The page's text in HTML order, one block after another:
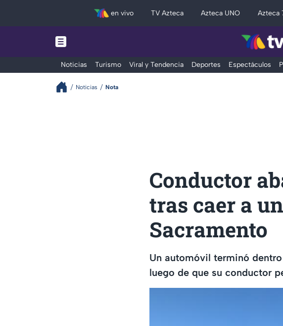
en vivo TV Azteca Azteca UNO Azteca
Noticias Turismo Viral y Tendencia Deportes Espectáculos
Noticias Nota
Conductor
tras caer a
Sacramento
Un automóvil terminó
luego de que su conductor